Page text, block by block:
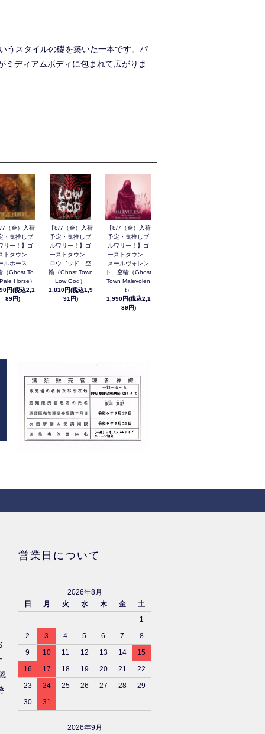
うスタイルの礎を築いた一本です。パ
ディアムボディに包まれて広がりま
7（金）入荷
・鬼推しブ
リー！】ゴ
トタウン
ルホース
（Ghost To
Horse）
円(税込2,1
89円)
【8/7（金）入荷
予定・鬼推しブ
ルワリー！】ゴ
ーストタウン
ロウゴッド 空
輸（Ghost Town
Low God）
1,810円(税込1,9
91円)
【8/7（金）入荷
予定・鬼推しブ
ルワリー！】ゴ
ーストタウン
メールヴォレン
ト 空輸（Ghost
Town Malevolen
t）
1,990円(税込2,1
89円)
営業日について
2026年8月
日
月 火 水 木 金
土
1
2
3 4 5 6 7
8
9
10 11 12 13 14
15
16
17 18 19 20 21
22
23
24 25 26 27 28
29
30
31
2026年9月